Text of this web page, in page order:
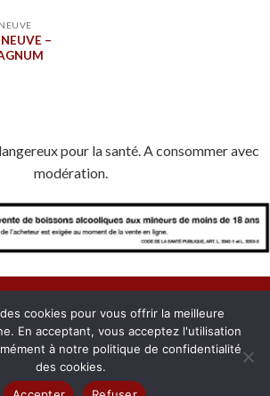
–
pour la santé. A consommer avec
modération.
CONTACTER
CONFIDENTIALITÉ
COOKIES MON COMPTE
du Roussillon. Créé avec passion par
cookies pour vous offrir la meilleure
En acceptant, vous acceptez l'utilisation
à notre politique de confidentialité
des cookies.